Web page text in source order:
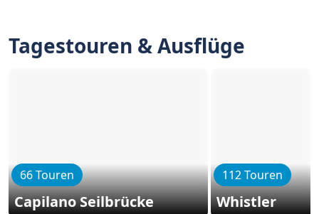
Tagestouren & Ausflüge
66 Touren
Capilano Seilbrücke
112 Touren
Whistler